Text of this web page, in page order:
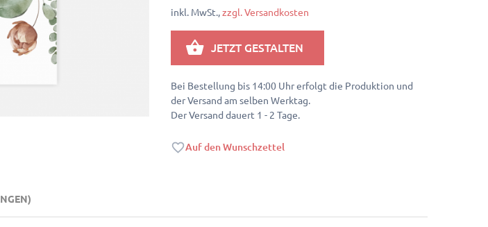
inkl. MwSt.,zzgl. Versandkosten
JETZT GESTALTEN
Bei Bestellung bis 14:00 Uhr erfolgt die Produktion und
der Versand am selben Werktag.
Der Versand dauert 1 - 2 Tage.
Auf den Wunschzettel